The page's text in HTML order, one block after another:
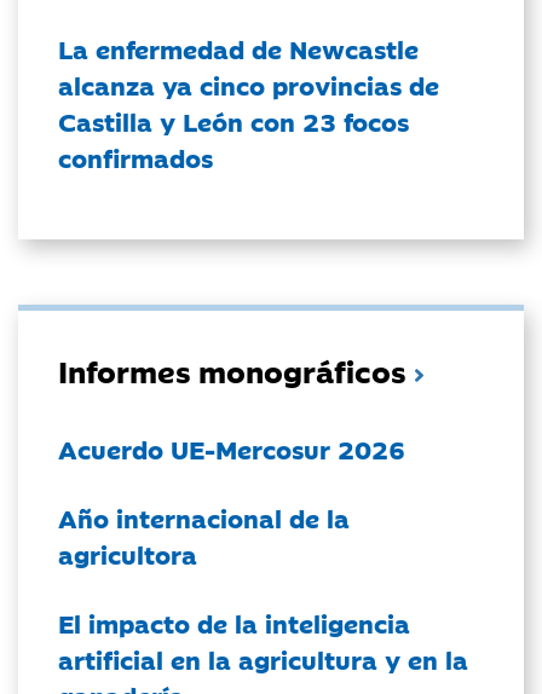
La enfermedad de Newcastle
alcanza ya cinco provincias de
Castilla y León con 23 focos
confirmados
Informes monográficos
Acuerdo UE-Mercosur 2026
Año internacional de la
agricultora
El impacto de la inteligencia
artificial en la agricultura y en la